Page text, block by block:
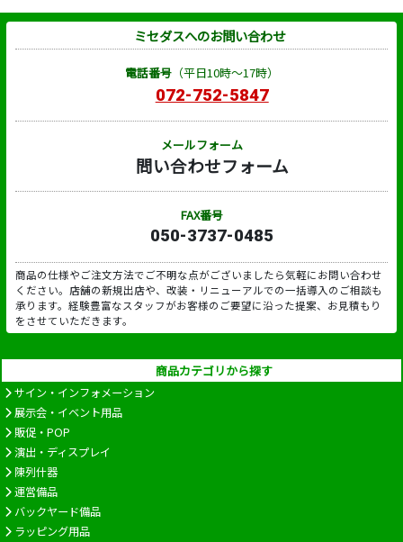
ミセダスへのお問い合わせ
電話番号（平日10時～17時）
072-752-5847
メールフォーム
問い合わせフォーム
FAX番号
050-3737-0485
商品の仕様やご注文方法でご不明な点がございましたら気軽にお問い合わせ
ください。店舗の新規出店や、改装・リニューアルでの一括導入のご相談も
承ります。経験豊富なスタッフがお客様のご要望に沿った提案、お見積もり
をさせていただきます。
商品カテゴリから探す
サイン・インフォメーション
展示会・イベント用品
販促・POP
演出・ディスプレイ
陳列什器
運営備品
バックヤード備品
ラッピング用品